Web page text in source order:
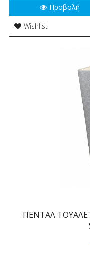
Προβολή
Wishlist
ΠΕΝΤΑΛ